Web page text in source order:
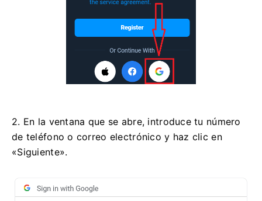
2. En la ventana que se abre, introduce tu número
de teléfono o correo electrónico y haz clic en
«Siguiente».